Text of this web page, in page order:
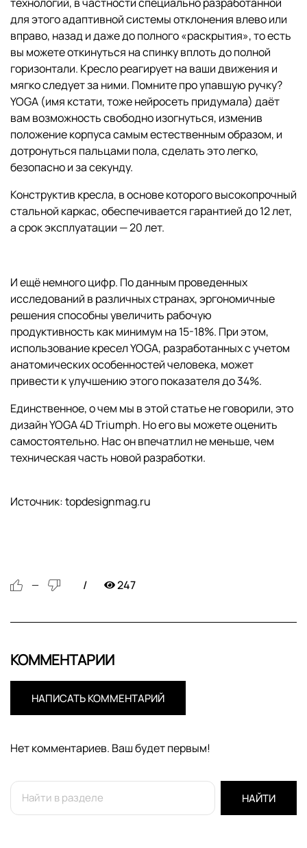
для этого адаптивной системы отклонения влево или
вправо, назад и даже до полного «раскрытия», то есть
вы можете откинуться на спинку вплоть до полной
горизонтали. Кресло реагирует на ваши движения и
мягко следует за ними. Помните про упавшую ручку?
YOGA (имя кстати, тоже нейросеть придумала) даёт
вам возможность свободно изогнуться, изменив
положение корпуса самым естественным образом, и
дотронуться пальцами пола, сделать это легко,
безопасно и за секунду.
Конструктив кресла, в основе которого высокопрочный
стальной каркас, обеспечивается гарантией до 12 лет,
а срок эксплуатации — 20 лет.
И ещё немного цифр. По данным проведенных
исследований в различных странах, эргономичные
решения способны увеличить рабочую
продуктивность как минимум на 15-18%. При этом,
использование кресел YOGA, разработанных с учетом
анатомических особенностей человека, может
привести к улучшению этого показателя до 34%.
Единственное, о чем мы в этой статье не говорили, это
дизайн YOGA 4D Triumph. Но его вы можете оценить
самостоятельно. Нас он впечатлил не меньше, чем
техническая часть новой разработки.
Источник: topdesignmag.ru
— 247
КОММЕНТАРИИ
НАПИСАТЬ КОММЕНТАРИЙ
Нет комментариев. Ваш будет первым!
НАЙТИ